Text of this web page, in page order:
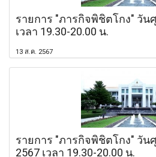
รายการ "ภารกิจพิชิตโกง" วัน
เวลา 19.30-20.00 น.
13 ส.ค. 2567
รายการ "ภารกิจพิชิตโกง" วัน
2567 เวลา 19.30-20.00 น.